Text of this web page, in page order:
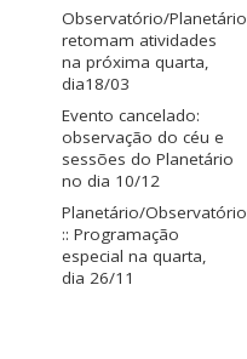
Observatório/Planetário
retomam atividades
na próxima quarta,
dia18/03
Evento cancelado:
observação do céu e
sessões do Planetário
no dia 10/12
Planetário/Observatório
:: Programação
especial na quarta,
dia 26/11